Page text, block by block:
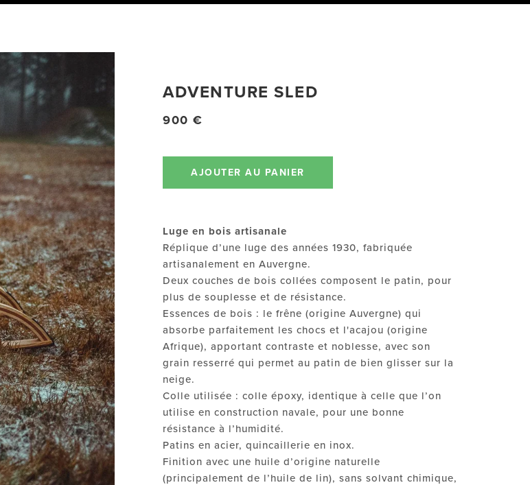
ADVENTURE SLED
900 €
AJOUTER AU PANIER
Luge en bois artisanale
Réplique d’une luge des années 1930, fabriquée
artisanalement en Auvergne.
Deux couches de bois collées composent le patin, pour
plus de souplesse et de résistance.
Essences de bois : le frêne (origine Auvergne) qui
absorbe parfaitement les chocs et l'acajou (origine
Afrique), apportant contraste et noblesse, avec son
grain resserré qui permet au patin de bien glisser sur la
neige.
Colle utilisée : colle époxy, identique à celle que l’on
utilise en construction navale, pour une bonne
résistance à l’humidité.
Patins en acier, quincaillerie en inox.
Finition avec une huile d’origine naturelle
(principalement de l’huile de lin), sans solvant chimique,